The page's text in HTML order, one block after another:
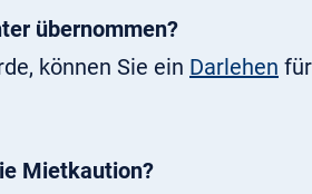
übernommen?
können Sie ein Darlehen
Mietkaution?